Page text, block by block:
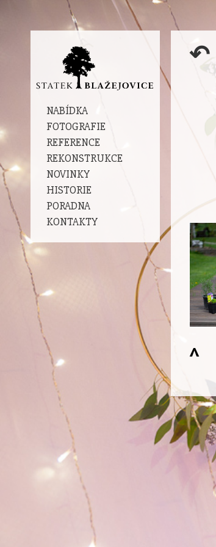
NABÍDKA
FOTOGRAFIE
REFERENCE
REKONSTRUKCE
NOVINKY
HISTORIE
PORADNA
KONTAKTY
↶
^